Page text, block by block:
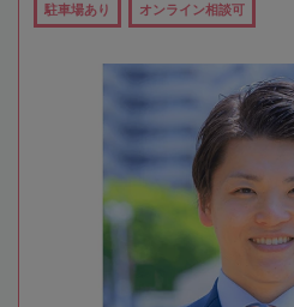
駐車場あり オンライン相談可